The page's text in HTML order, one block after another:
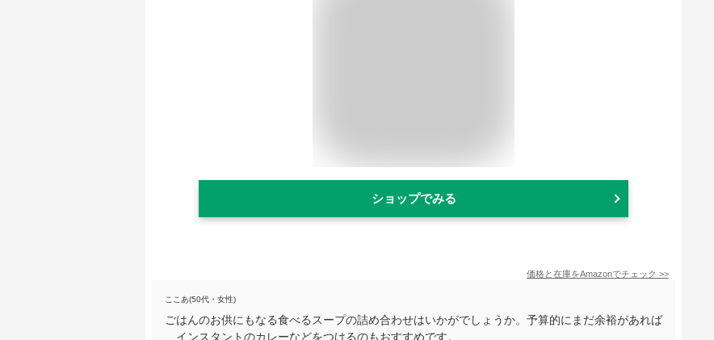
ショップでみる
価格と在庫をAmazonでチェック >>
ここあ(50代・女性)
ごはんのお供にもなる食べるスープの詰め合わせはいかがでしょうか。予算的にまだ余裕があれば
、インスタントのカレーなどをつけるのもおすすめです。